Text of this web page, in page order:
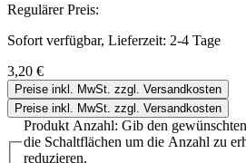
Regulärer Preis:
Sofort verfügbar, Lieferzeit: 2-4 Tage
3,20 €
Preise inkl. MwSt. zzgl. Versandkosten
Preise inkl. MwSt. zzgl. Versandkosten
Produkt Anzahl: Gib den
die Schaltflächen um die Anzahl zu
reduzieren.